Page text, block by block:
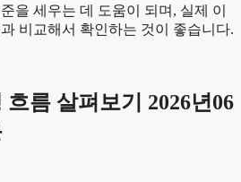
을 세우는 데 도움이 되며, 실제 이
비교해서 확인하는 것이 좋습니다.
름 살펴보기 2026년06